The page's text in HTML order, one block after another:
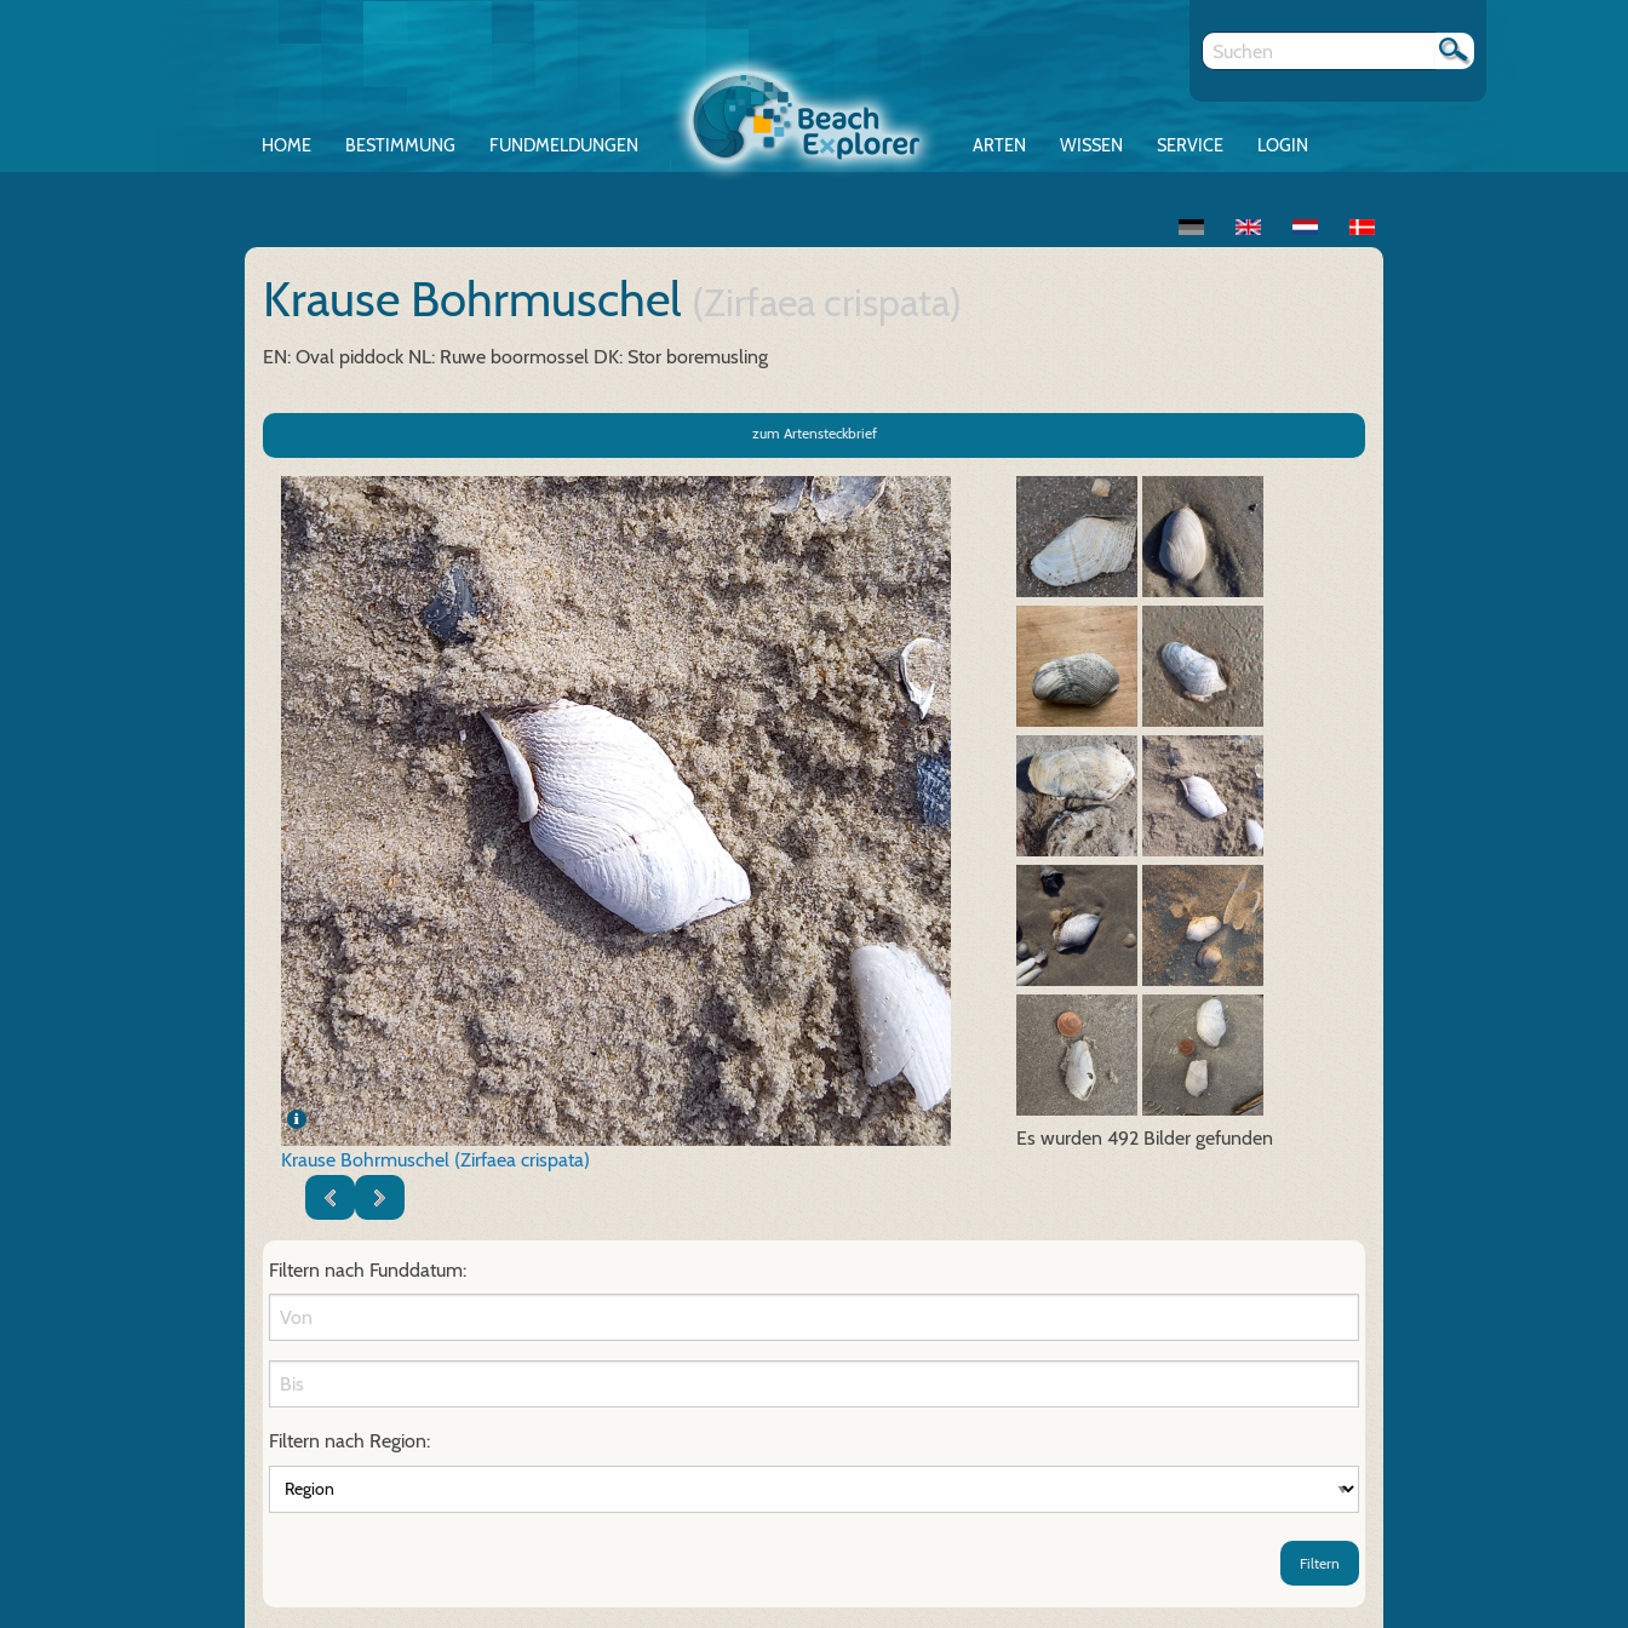
HOME BESTIMMUNG FUNDMELDUNGEN ARTEN WISSEN SERVICE LOGIN
Krause Bohrmuschel (Zirfaea crispata)
EN: Oval piddock NL: Ruwe boormossel DK: Stor boremusling
zum Artensteckbrief
Krause Bohrmuschel (Zirfaea crispata)
Es wurden 492 Bilder gefunden
Filtern nach Funddatum:
Filtern nach Region:
Filtern